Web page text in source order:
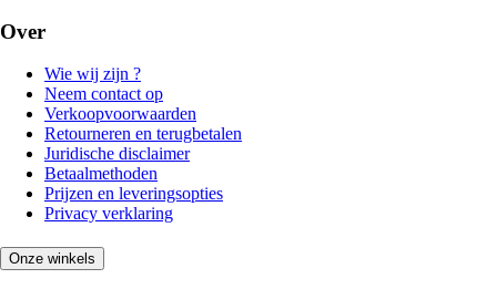
Over
Wie wij zijn ?
Neem contact op
Verkoopvoorwaarden
Retourneren en terugbetalen
Juridische disclaimer
Betaalmethoden
Prijzen en leveringsopties
Privacy verklaring
Onze winkels